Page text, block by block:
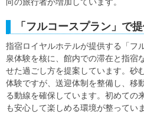
「フルコースプラン」で
指宿ロイヤルホテルが提供する「フ
泉体験を核に、館内での滞在と指宿
せた過ごし方を提案しています。砂
体験ですが、送迎体制を整備し、移
る動線を確保しています。初めての
も安心して楽しめる環境が整っていま